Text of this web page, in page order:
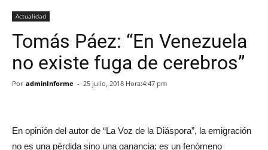
Actualidad
Tomás Páez: “En Venezuela
no existe fuga de cerebros”
Por adminInforme - 25 julio, 2018 Hora:4:47 pm
En opinión del autor de “La Voz de la Diáspora”, la emigración
no es una pérdida sino una ganancia; es un fenómeno